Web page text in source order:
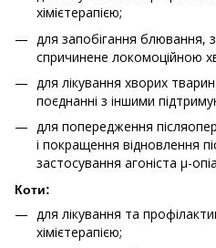
хімієтерапією;
для запобігання блювання,
спричинене локомоційною
для лікування хворих
поєднанні з іншими
для попередження
і покращення відновлення
застосування агоніста μ-
Коти:
для лікування та
хімієтерапією;